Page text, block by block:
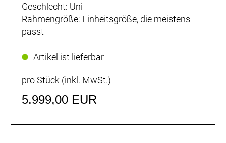
Geschlecht: Uni
Rahmengröße: Einheitsgröße, die meistens
passt
Artikel ist lieferbar
pro Stück (inkl. MwSt.)
5.999,00 EUR